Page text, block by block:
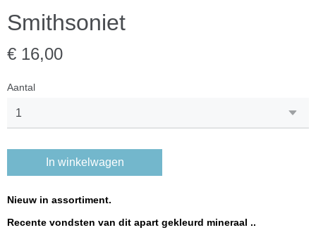
Smithsoniet
€ 16,00
Aantal
In winkelwagen
Nieuw in assortiment.
Recente vondsten van dit apart gekleurd mineraal ..